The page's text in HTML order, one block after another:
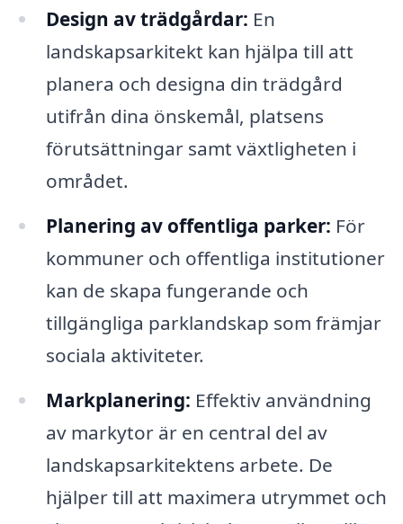
Design av trädgårdar: En
landskapsarkitekt kan hjälpa till att
planera och designa din trädgård
utifrån dina önskemål, platsens
förutsättningar samt växtligheten i
området.
Planering av offentliga parker: För
kommuner och offentliga institutioner
kan de skapa fungerande och
tillgängliga parklandskap som främjar
sociala aktiviteter.
Markplanering: Effektiv användning
av markytor är en central del av
landskapsarkitektens arbete. De
hjälper till att maximera utrymmet och